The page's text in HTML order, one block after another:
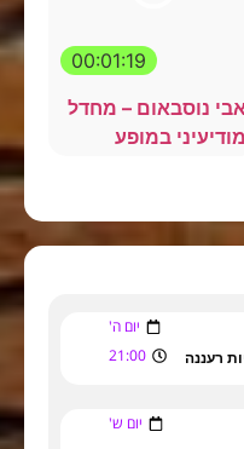
00:01:19
אבי נוסבאום – מחדל
מודיעיני במופע
יום ה'
רעננה 21:00
יום ש'